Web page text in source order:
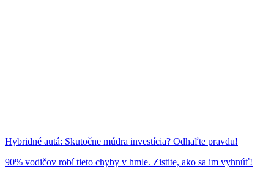
Hybridné autá: Skutočne múdra investícia? Odhaľte pravdu!
90% vodičov robí tieto chyby v hmle. Zistite, ako sa im vyhnúť!